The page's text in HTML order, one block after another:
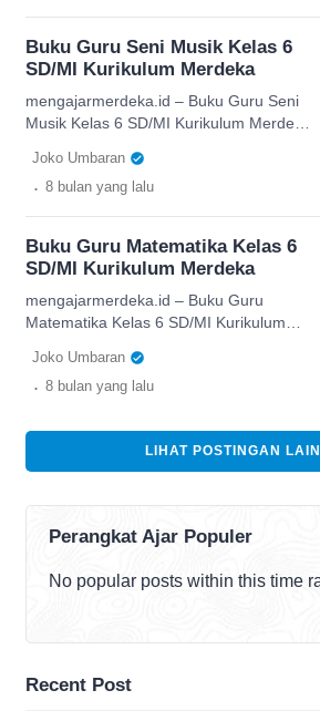
ini membantu guru menggali potensi
siswa melalui kegiatan apresiasi,
eksplorasi gerak, serta penciptaan karya
tari yang relevan dengan perkembangan
Buku Guru Seni Musik Kelas 6
SD/MI Kurikulum Merdeka
mengajarmerdeka.id – Buku Guru Seni
Musik Kelas 6 SD/MI Kurikulum Merdeka
bagi pendidik dalam mengelola proses
pembelajaran yang kreatif dan
menggali potensi musikal peserta didik
melalui aktivitas praktik, eksplorasi, dan
refleksi yang terarah. Konten di
dalamnya telah disesuaikan dengan
Joko Umbaran
. 8 bulan yang lalu
Buku Guru Matematika Kelas 6
SD/MI Kurikulum Merdeka
mengajarmerdeka.id – Buku Guru
Matematika Kelas 6 SD/MI Kurikulum
terstruktur bagi pendidik dalam
menerapkan pembelajaran yang
mengusung pendekatan deep learning,
buku ini mendorong guru untuk
mengembangkan aktivitas kelas yang
memecahkan masalah secara
selaras dengan Capaian Pembelajaran
Joko Umbaran
. 8 bulan yang lalu
LIHAT POSTINGAN
Perangkat Ajar Populer
No popular posts within this time
Recent Post